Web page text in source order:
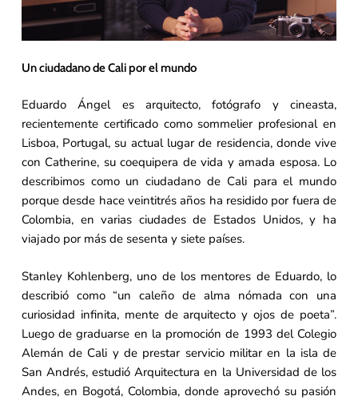
Un ciudadano de Cali por el mundo
Eduardo Ángel es arquitecto, fotógrafo y cineasta,
recientemente certificado como sommelier profesional en
Lisboa, Portugal, su actual lugar de residencia, donde vive
con Catherine, su coequipera de vida y amada esposa. Lo
describimos como un ciudadano de Cali para el mundo
porque desde hace veintitrés años ha residido por fuera de
Colombia, en varias ciudades de Estados Unidos, y ha
viajado por más de sesenta y siete países.
Stanley Kohlenberg, uno de los mentores de Eduardo, lo
describió como “un caleño de alma nómada con una
curiosidad infinita, mente de arquitecto y ojos de poeta”.
Luego de graduarse en la promoción de 1993 del Colegio
Alemán de Cali y de prestar servicio militar en la isla de
San Andrés, estudió Arquitectura en la Universidad de los
Andes, en Bogotá, Colombia, donde aprovechó su pasión